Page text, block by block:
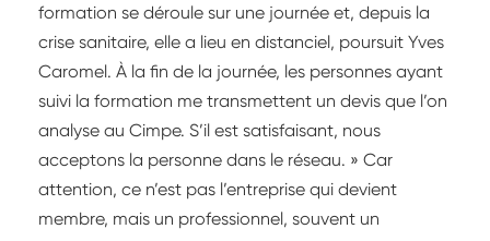
formation se déroule sur une journée et, depuis la
crise sanitaire, elle a lieu en distanciel, poursuit Yves
Caromel. À la fin de la journée, les personnes ayant
suivi la formation me transmettent un devis que l’on
analyse au Cimpe. S’il est satisfaisant, nous
acceptons la personne dans le réseau. » Car
attention, ce n’est pas l’entreprise qui devient
membre, mais un professionnel, souvent un